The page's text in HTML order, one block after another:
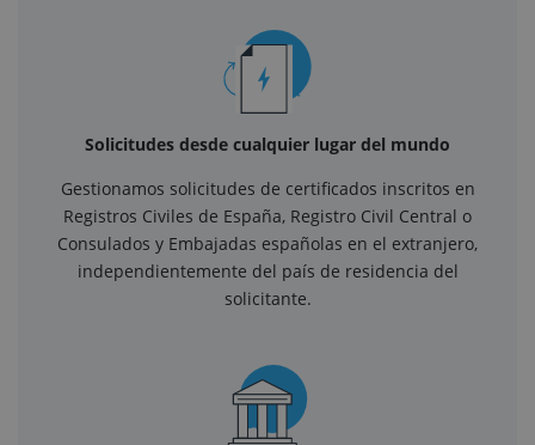
Solicitudes desde cualquier lugar del mundo
Gestionamos solicitudes de certificados inscritos en
Registros Civiles de España, Registro Civil Central o
Consulados y Embajadas españolas en el extranjero,
independientemente del país de residencia del
solicitante.